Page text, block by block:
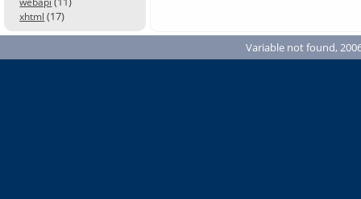
xhtml (17)
Variable not found,